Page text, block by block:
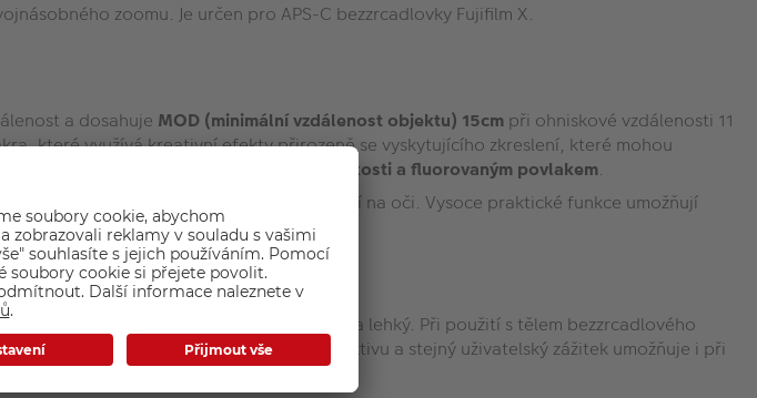
zoomu. Je určen pro APS-C bezzrcadlovky Fujifilm X.
a dosahuje MOD (minimální vzdálenost objektu) 15cm při ohniskové vzdálenosti 11
které využívá kreativní efekty přirozeně se vyskytujícího zkreslení, které mohou
opatřen
konstrukcí odolnou proti vlhkosti a fluorovaným povlakem.
ostření nebo automatického ostření na oči. Vysoce praktické funkce umožňují
clonou F2,8.
F2,8 je tedy mimořádně kompaktní a lehký. Při použití s tělem bezzrcadlového
jim bránila velikost nebo hmotnost objektivu a stejný uživatelský zážitek umožňuje i při